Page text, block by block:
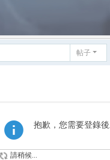
帖子
抱歉，您需要登錄
請稍候...